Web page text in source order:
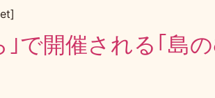
で開催される｢島